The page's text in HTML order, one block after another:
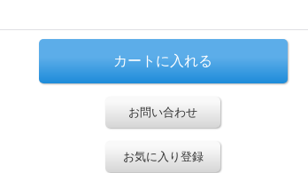
お問い合わせ
お気に入り登録